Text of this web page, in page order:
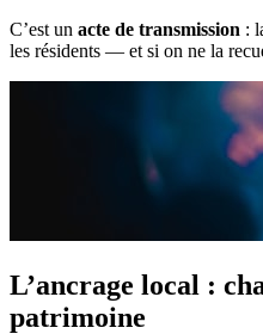
C’est un acte de transmission :
les résidents — et si on ne la
L’ancrage local :
patrimoine